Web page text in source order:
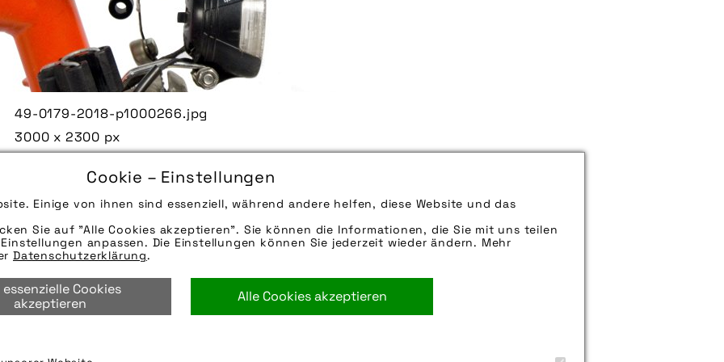
Cookie – Einstellungen
Einige von ihnen sind essenziell, während andere helfen, diese Website und das
Sie auf "Alle Cookies akzeptieren". Sie können die Informationen, die Sie mit uns teilen
anpassen. Die Einstellungen können Sie jederzeit wieder ändern. Mehr
Datenschutzerklärung.
essenzielle Cookies
akzeptieren
Alle Cookies akzeptieren
49-0179-2018-p1000266.jpg
3000 x 2300 px
Die Bildunterschrift wird in Bälde eingefügt. Sie können uns aber gern auch per E-
Mail oder Telefon kontaktieren, wir helfen gerne weiter.
Quelle/Source [´www.fahrer-berlin.de | pd-f´]
per E-Mail oder Telefon kontaktieren, wir helfen gerne weiter.
accessoires,faltrad,gepäckträger,recycling